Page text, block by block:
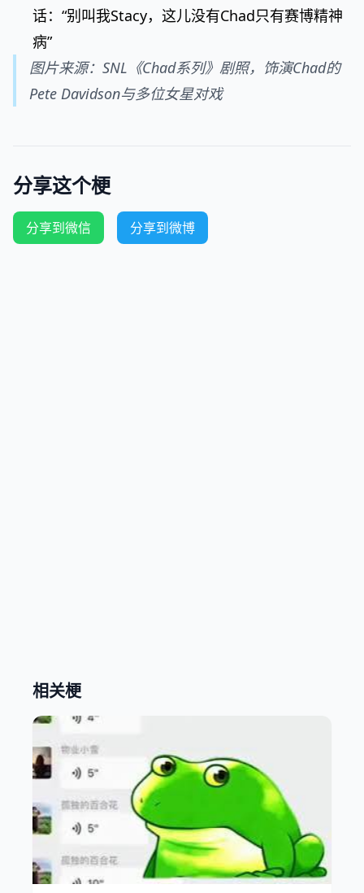
话：“别叫我Stacy，这儿没有Chad只有赛博精神
病”
图片来源：SNL《Chad系列》剧照，饰演Chad的
Pete Davidson与多位女星对戏
分享这个梗
分享到微信 分享到微博
相关梗